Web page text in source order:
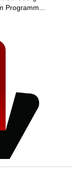
Programm...